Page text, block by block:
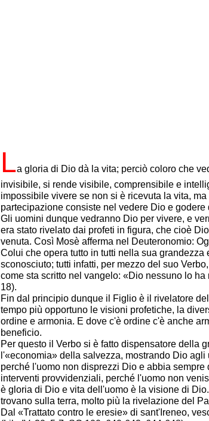
La gloria di Dio dà la vita; perciò coloro che
invisibile, si rende visibile, comprensibile e
impossibile vivere se non si è ricevuta la vita,
partecipazione consiste nel vedere Dio e godere
Gli uomini dunque vedranno Dio per vivere, e
era stato rivelato dai profeti in figura, che cioè
venuta. Così Mosè afferma nel Deuteronomio:
Colui che opera tutto in tutti nella sua
sconosciuto; tutti infatti, per mezzo del suo
come sta scritto nel vangelo: «Dio nessuno lo
18).
Fin dal principio dunque il Figlio è il rivelatore
tempo più opportuno le visioni profetiche, la
ordine e armonia. E dove c'è ordine c'è anche
beneficio.
Per questo il Verbo si è fatto dispensatore della
l'«economia» della salvezza, mostrando Dio
perché l'uomo non disprezzi Dio e abbia
interventi provvidenziali, perché l'uomo non
è gloria di Dio e vita dell'uomo è la visione di
trovano sulla terra, molto più la rivelazione del
Dal «Trattato contro le eresie» di sant'Ireneo,